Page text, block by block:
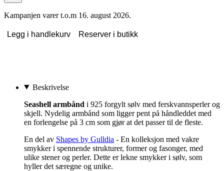
Kampanjen varer t.o.m 16. august 2026.
Legg i handlekurv Reserver i butikk
Beskrivelse
Seashell armbånd i 925 forgylt sølv med ferskvannsperler og
skjell. Nydelig armbånd som ligger pent på håndleddet med
en forlengelse på 3 cm som gjør at det passer til de fleste.
En del av Shapes by Gulldia - En kolleksjon med vakre
smykker i spennende strukturer, former og fasonger, med
ulike stener og perler. Dette er lekne smykker i sølv, som
hyller det særegne og unike.